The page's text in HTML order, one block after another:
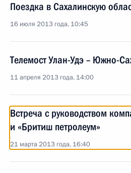
Поездка в Сахалинскую
16 июля 2013 года, 10:45
Телемост Улан-Удэ – Южно-
11 апреля 2013 года, 14:00
Встреча с руководством
и «Бритиш петролеум»
21 марта 2013 года, 16:40